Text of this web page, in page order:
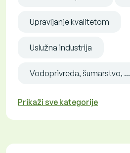
Upravljanje kvalitetom
Uslužna industrija
Vodoprivreda, šumarstvo, ...
Prikaži sve kategorije